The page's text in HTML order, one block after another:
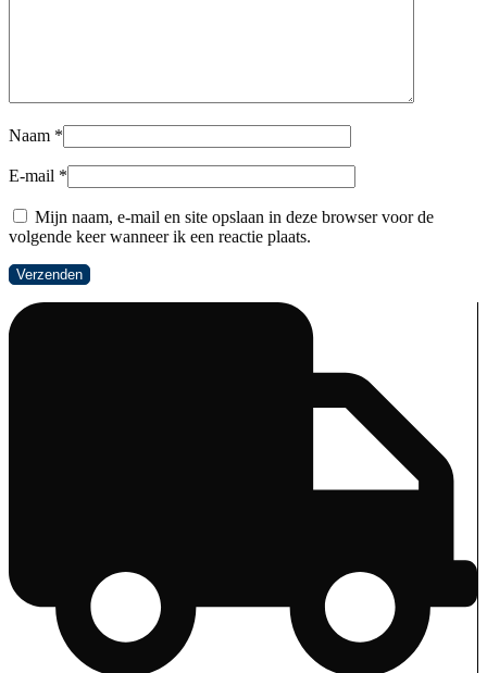
Naam *
E-mail *
Mijn naam, e-mail en site opslaan in deze browser voor de
volgende keer wanneer ik een reactie plaats.